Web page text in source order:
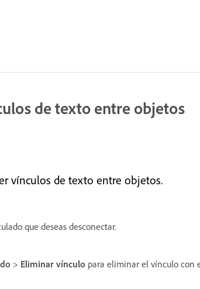
de texto entre objetos
vínculos de texto entre objetos.
que deseas desconectar.
> Eliminar vínculo para eliminar el vínculo con